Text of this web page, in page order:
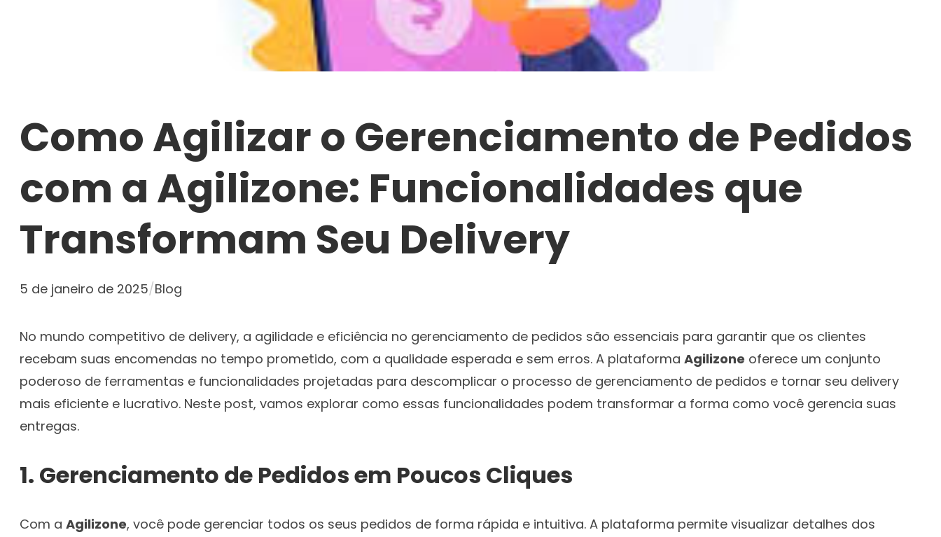
Como Agilizar o Gerenciamento de Pedidos
com a Agilizone: Funcionalidades que
Transformam Seu Delivery
5 de janeiro de 2025/Blog
No mundo competitivo de delivery, a agilidade e eficiência no gerenciamento de pedidos são essenciais para garantir que os clientes
recebam suas encomendas no tempo prometido, com a qualidade esperada e sem erros. A plataforma Agilizone oferece um conjunto
poderoso de ferramentas e funcionalidades projetadas para descomplicar o processo de gerenciamento de pedidos e tornar seu delivery
mais eficiente e lucrativo. Neste post, vamos explorar como essas funcionalidades podem transformar a forma como você gerencia suas
entregas.
1. Gerenciamento de Pedidos em Poucos Cliques
Com a Agilizone, você pode gerenciar todos os seus pedidos de forma rápida e intuitiva. A plataforma permite visualizar detalhes dos